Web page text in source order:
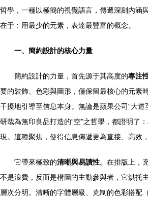
哲學，一種以極簡的視覺語言，傳遞深刻內涵
在于：用最少的元素，表達最豐富的概念。
一、簡約設計的核心力量
簡約設計的力量，首先源于其高度的專注
要的裝飾、色彩與圖形，僅保留最核心的元素
干擾地引導至信息本身。無論是蘋果公司“大道
研哉為無印良品打造的“空”之哲學，都證明了
現。這種聚焦，使得信息傳遞更為直接、高效
它帶來極致的清晰與易讀性。在排版上，
不是浪費，反而是構圖的主動參與者，它烘托
層次分明。清晰的字體層級、克制的色彩搭配